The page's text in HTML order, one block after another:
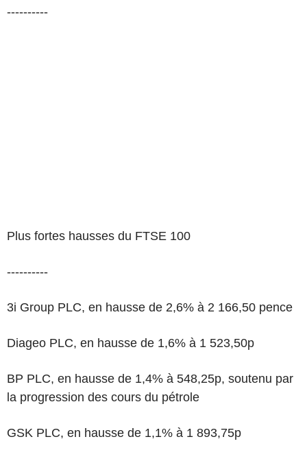
----------
Plus fortes hausses du FTSE 100
----------
3i Group PLC, en hausse de 2,6% à 2 166,50 pence
Diageo PLC, en hausse de 1,6% à 1 523,50p
BP PLC, en hausse de 1,4% à 548,25p, soutenu par
la progression des cours du pétrole
GSK PLC, en hausse de 1,1% à 1 893,75p